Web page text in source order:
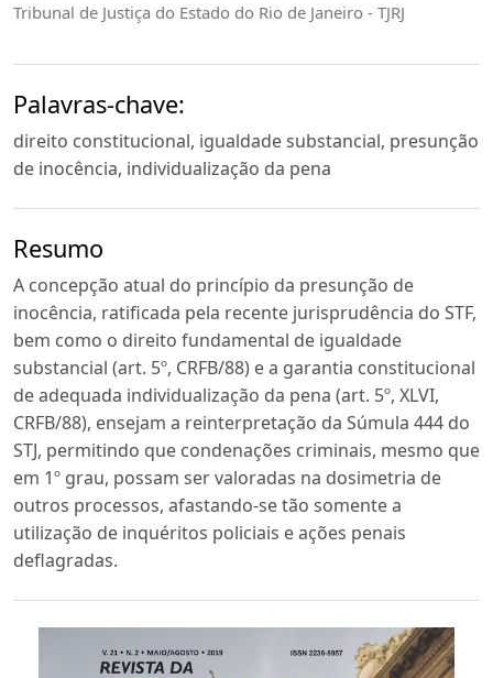
Tribunal de Justiça do Estado do Rio de Janeiro - TJRJ
Palavras-chave:
direito constitucional, igualdade substancial, presunção
de inocência, individualização da pena
Resumo
A concepção atual do princípio da presunção de
inocência, ratificada pela recente jurisprudência do STF,
bem como o direito fundamental de igualdade
substancial (art. 5º, CRFB/88) e a garantia constitucional
de adequada individualização da pena (art. 5º, XLVI,
CRFB/88), ensejam a reinterpretação da Súmula 444 do
STJ, permitindo que condenações criminais, mesmo que
em 1º grau, possam ser valoradas na dosimetria de
outros processos, afastando-se tão somente a
utilização de inquéritos policiais e ações penais
deflagradas.